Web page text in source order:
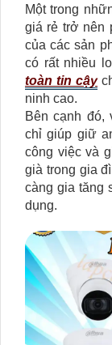
Một trong
giá rẻ trở nên
của các sản
có rất nhiều
toàn tin cậy
ninh cao.
Bên cạnh đó,
chỉ giúp giữ
công việc và
già trong gia
càng gia tăng
dụng.